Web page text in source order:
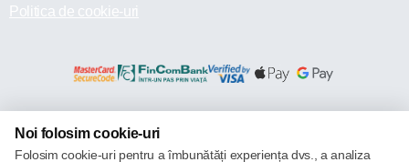
Politica de cookie-uri
Noi folosim cookie-uri
Folosim cookie-uri pentru a îmbunătăți experiența dvs., a analiza